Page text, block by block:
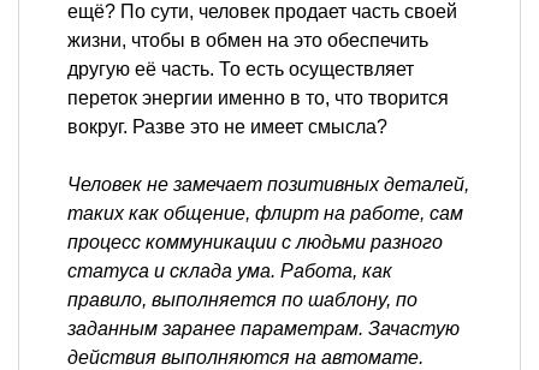
ещё? По сути, человек продает часть своей
жизни, чтобы в обмен на это обеспечить
другую её часть. То есть осуществляет
переток энергии именно в то, что творится
вокруг. Разве это не имеет смысла?
Человек не замечает позитивных деталей,
таких как общение, флирт на работе, сам
процесс коммуникации с людьми разного
статуса и склада ума. Работа, как
правило, выполняется по шаблону, по
заданным заранее параметрам. Зачастую
действия выполняются на автомате.